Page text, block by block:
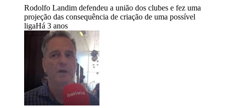
Rodolfo Landim defendeu a união dos clubes e fez uma
projeção das consequência de criação de uma possível
ligaHá 3 anos